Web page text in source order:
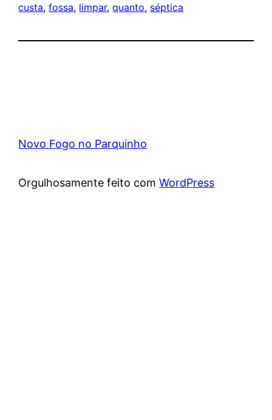
custa, fossa, limpar, quanto, séptica
Novo Fogo no Parquinho
Orgulhosamente feito comWordPress